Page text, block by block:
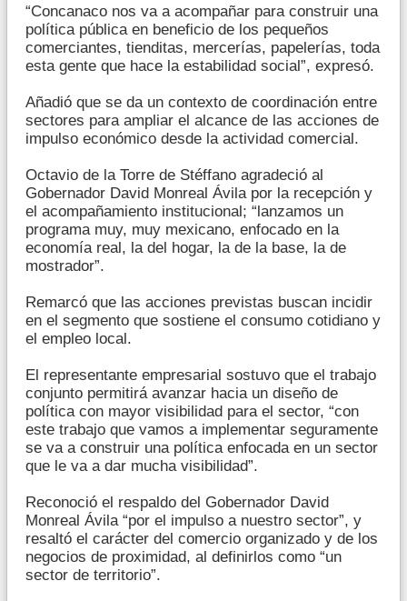
“Concanaco nos va a acompañar para construir una
política pública en beneficio de los pequeños
comerciantes, tienditas, mercerías, papelerías, toda
esta gente que hace la estabilidad social”, expresó.
Añadió que se da un contexto de coordinación entre
sectores para ampliar el alcance de las acciones de
impulso económico desde la actividad comercial.
Octavio de la Torre de Stéffano agradeció al
Gobernador David Monreal Ávila por la recepción y
el acompañamiento institucional; “lanzamos un
programa muy, muy mexicano, enfocado en la
economía real, la del hogar, la de la base, la de
mostrador”.
Remarcó que las acciones previstas buscan incidir
en el segmento que sostiene el consumo cotidiano y
el empleo local.
El representante empresarial sostuvo que el trabajo
conjunto permitirá avanzar hacia un diseño de
política con mayor visibilidad para el sector, “con
este trabajo que vamos a implementar seguramente
se va a construir una política enfocada en un sector
que le va a dar mucha visibilidad”.
Reconoció el respaldo del Gobernador David
Monreal Ávila “por el impulso a nuestro sector”, y
resaltó el carácter del comercio organizado y de los
negocios de proximidad, al definirlos como “un
sector de territorio”.